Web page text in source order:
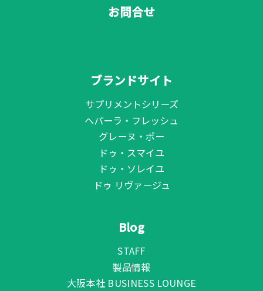
お問合せ
ブランドサイト
サプリメントシリーズ
ヘパーラ・フレッシュ
グレーヌ・ポー
ドゥ・スマイユ
ドゥ・ソレイユ
ドゥ リヴァージュ
Blog
STAFF
製品情報
大阪本社 BUSINESS LOUNGE